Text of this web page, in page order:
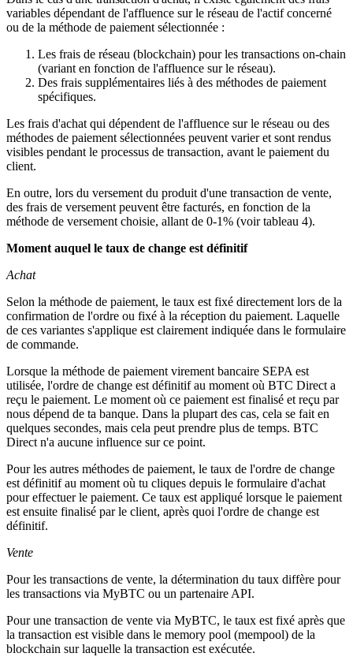
variables dépendant de l'affluence sur le réseau de l'actif concerné
ou de la méthode de paiement sélectionnée :
Les frais de réseau (blockchain) pour les transactions on-chain
(variant en fonction de l'affluence sur le réseau).
Des frais supplémentaires liés à des méthodes de paiement
spécifiques.
Les frais d'achat qui dépendent de l'affluence sur le réseau ou des
méthodes de paiement sélectionnées peuvent varier et sont rendus
visibles pendant le processus de transaction, avant le paiement du
client.
En outre, lors du versement du produit d'une transaction de vente,
des frais de versement peuvent être facturés, en fonction de la
méthode de versement choisie, allant de 0-1% (voir tableau 4).
Moment auquel le taux de change est définitif
Achat
Selon la méthode de paiement, le taux est fixé directement lors de la
confirmation de l'ordre ou fixé à la réception du paiement. Laquelle
de ces variantes s'applique est clairement indiquée dans le formulaire
de commande.
Lorsque la méthode de paiement virement bancaire SEPA est
utilisée, l'ordre de change est définitif au moment où BTC Direct a
reçu le paiement. Le moment où ce paiement est finalisé et reçu par
nous dépend de ta banque. Dans la plupart des cas, cela se fait en
quelques secondes, mais cela peut prendre plus de temps. BTC
Direct n'a aucune influence sur ce point.
Pour les autres méthodes de paiement, le taux de l'ordre de change
est définitif au moment où tu cliques depuis le formulaire d'achat
pour effectuer le paiement. Ce taux est appliqué lorsque le paiement
est ensuite finalisé par le client, après quoi l'ordre de change est
définitif.
Vente
Pour les transactions de vente, la détermination du taux diffère pour
les transactions via MyBTC ou un partenaire API.
Pour une transaction de vente via MyBTC, le taux est fixé après que
la transaction est visible dans le memory pool (mempool) de la
blockchain sur laquelle la transaction est exécutée.